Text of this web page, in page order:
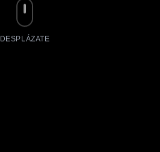
DESPLÁZATE